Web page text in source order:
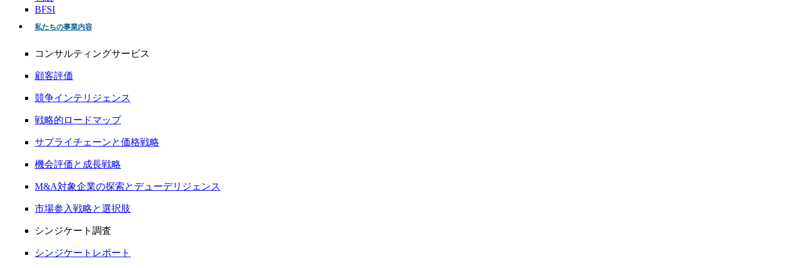
BFSI
私たちの事業内容
コンサルティングサービス
顧客評価
競争インテリジェンス
戦略的ロードマップ
サプライチェーンと価格戦略
機会評価と成長戦略
M&A対象企業の探索とデューデリジェンス
市場参入戦略と選択肢
シンジケート調査
シンジケートレポート